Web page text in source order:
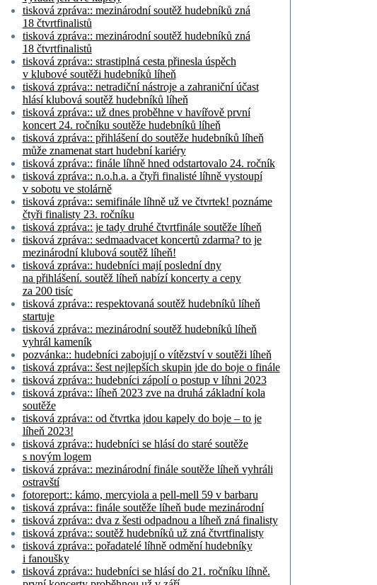
tisková zpráva:: mezinárodní soutěž hudebníků zná
18 čtvrtfinalistů
tisková zpráva:: mezinárodní soutěž hudebníků zná
18 čtvrtfinalistů
tisková zpráva:: strastiplná cesta přinesla úspěch
v klubové soutěži hudebníků líheň
tisková zpráva:: netradiční nástroje a zahraniční účast
hlásí klubová soutěž hudebníků líheň
tisková zpráva:: už dnes proběhne v havířově první
koncert 24. ročníku soutěže hudebníků líheň
tisková zpráva:: přihlášení do soutěže hudebníků líheň
může znamenat start hudební kariéry
tisková zpráva:: finále líhně hned odstartovalo 24. ročník
tisková zpráva:: n.o.h.a. a čtyři finalisté líhně vystoupí
v sobotu ve stolárně
tisková zpráva:: semifinále líhně už ve čtvrtek! poznáme
čtyři finalisty 23. ročníku
tisková zpráva:: je tady druhé čtvrtfinále soutěže líheň
tisková zpráva:: sedmaadvacet koncertů zdarma? to je
mezinárodní klubová soutěž líheň!
tisková zpráva:: hudebníci mají poslední dny
na přihlášení. soutěž líheň nabízí koncerty a ceny
za 200 tisíc
tisková zpráva:: respektovaná soutěž hudebníků líheň
startuje
tisková zpráva:: mezinárodní soutěž hudebníků líheň
vyhrál kameník
pozvánka:: hudebníci zabojují o vítězství v soutěži líheň
tisková zpráva:: šest nejlepších skupin jde do boje o finále
tisková zpráva:: hudebníci zápolí o postup v líhni 2023
tisková zpráva:: líheň 2023 zve na druhá základní kola
soutěže
tisková zpráva:: od čtvrtka jdou kapely do boje – to je
líheň 2023!
tisková zpráva:: hudebníci se hlásí do staré soutěže
s novým logem
tisková zpráva:: mezinárodní finále soutěže líheň vyhráli
ostravští
fotoreport:: kámo, mercyiola a pell-mell 59 v barbaru
tisková zpráva:: finále soutěže líheň bude mezinárodní
tisková zpráva:: dva z šesti odpadnou a líheň zná finalisty
tisková zpráva:: soutěž hudebníků už zná čtvrtfinalisty
tisková zpráva:: pořadatelé líhně odmění hudebníky
i fanoušky
tisková zpráva:: hudebníci se hlásí do 21. ročníku líhně.